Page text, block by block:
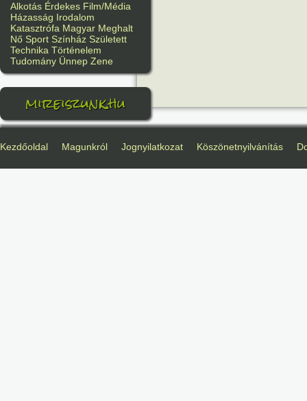
Alkotás Érdekes Film/Média
Házasság Irodalom
Katasztrófa Magyar Meghalt
Nő Sport Színház Született
Technika Történelem
Tudomány Ünnep Zene
mireiszunk.hu
Kezdőoldal Magunkról Jognyilatkozat Köszönetnyilvánítás